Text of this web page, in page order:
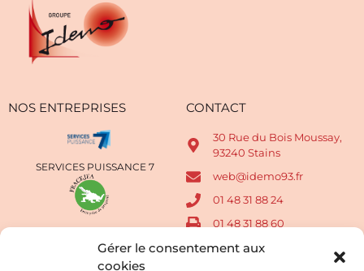
Gérer le consentement aux
cookies
NOS ENTREPRISES
SERVICES PUISSANCE 7
CONTACT
30 Rue du Bois Moussay,
93240 Stains
web@idemo93.fr
01 48 31 88 24
01 48 31 88 60
Lundi au Vendredi de 9h à